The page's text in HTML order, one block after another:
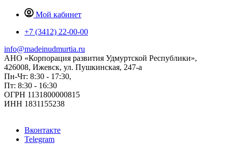
Мой кабинет
+7 (3412) 22-00-00
info@madeinudmurtia.ru
АНО «Корпорация развития Удмуртской Республики»,
426008, Ижевск, ул. Пушкинская, 247-а
Пн-Чт: 8:30 - 17:30,
Пт: 8:30 - 16:30
ОГРН 1131800000815
ИНН 1831155238
Вконтакте
Telegram